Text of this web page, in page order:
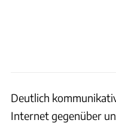
Deutlich
Internet gegenüber